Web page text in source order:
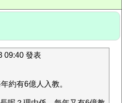
09:40 發表
約有6億人入教。